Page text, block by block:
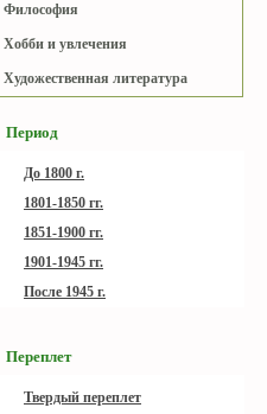
Философия
Хобби и увлечения
Художественная литература
Период
До 1800 г.
1801-1850 гг.
1851-1900 гг.
1901-1945 гг.
После 1945 г.
Переплет
Твердый переплет